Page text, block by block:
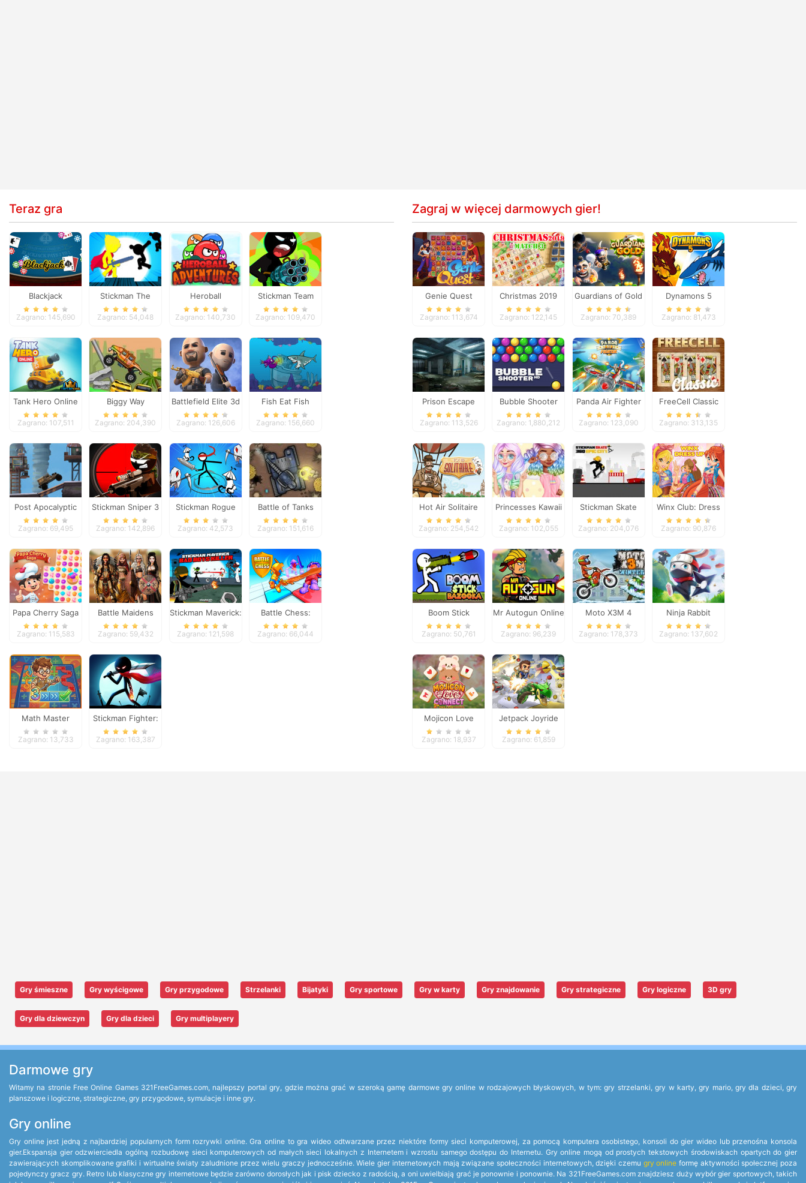
Teraz gra
Blackjack
Zagrano: 145,690
Stickman The
Flash
Zagrano: 54,048
Heroball
Adventures
Zagrano: 140,730
Stickman Team
Force 2
Zagrano: 109,470
Tank Hero Online
Zagrano: 107,511
Biggy Way
Zagrano: 204,390
Battlefield Elite 3d
Zagrano: 126,606
Fish Eat Fish
Zagrano: 156,660
Post Apocalyptic
Truck Trial
Zagrano: 69,495
Stickman Sniper 3
Zagrano: 142,896
Stickman Rogue
Online
Zagrano: 42,573
Battle of Tanks
Zagrano: 151,616
Papa Cherry Saga
Zagrano: 115,583
Battle Maidens
Zagrano: 59,432
Stickman Maverick:
Bad Boys Killer
Zagrano: 121,598
Battle Chess:
Puzzle
Zagrano: 66,044
Math Master
Zagrano: 13,733
Stickman Fighter:
Space War
Zagrano: 163,387
Zagraj w więcej darmowych gier!
Genie Quest
Zagrano: 113,674
Christmas 2019
Match 3
Zagrano: 122,145
Guardians of Gold
Zagrano: 70,389
Dynamons 5
Zagrano: 81,473
Prison Escape
Zagrano: 113,526
Bubble Shooter
Zagrano: 1,880,212
Panda Air Fighter
Zagrano: 123,090
FreeCell Classic
Zagrano: 313,135
Hot Air Solitaire
Zagrano: 254,542
Princesses Kawaii
Looks and
Zagrano: 102,055
Stickman Skate
360 Epic City
Zagrano: 204,076
Winx Club: Dress
Up
Zagrano: 90,876
Boom Stick
Bazooka
Zagrano: 50,761
Mr Autogun Online
Zagrano: 96,239
Moto X3M 4
Winter
Zagrano: 178,373
Ninja Rabbit
Zagrano: 137,602
Mojicon Love
Connect
Zagrano: 18,937
Jetpack Joyride
Zagrano: 61,859
Gry śmieszne Gry wyścigowe Gry przygodowe Strzelanki Bijatyki Gry sportowe Gry w karty Gry znajdowanie Gry strategiczne Gry logiczne 3D gry
Gry dla dziewczyn Gry dla dzieci Gry multiplayery
Darmowe gry
Witamy na stronie Free Online Games 321FreeGames.com, najlepszy portal gry, gdzie można grać w szeroką gamę darmowe gry online w rodzajowych błyskowych, w tym: gry strzelanki, gry w karty, gry mario, gry dla dzieci, gry
planszowe i logiczne, strategiczne, gry przygodowe, symulacje i inne gry.
Gry online
Gry online jest jedną z najbardziej popularnych form rozrywki online. Gra online to gra wideo odtwarzane przez niektóre formy sieci komputerowej, za pomocą komputera osobistego, konsoli do gier wideo lub przenośna konsola
gier.Ekspansja gier odzwierciedla ogólną rozbudowę sieci komputerowych od małych sieci lokalnych z Internetem i wzrostu samego dostępu do Internetu. Gry online mogą od prostych tekstowych środowiskach opartych do gier
zawierających skomplikowane grafiki i wirtualne światy zaludnione przez wielu graczy jednocześnie. Wiele gier internetowych mają związane społeczności internetowych, dzięki czemu gry online formę aktywności społecznej poza
pojedynczy gracz gry. Retro lub klasyczne gry internetowe będzie zarówno dorosłych jak i pisk dziecko z radością, a oni uwielbiają grać je ponownie i ponownie. Na 321FreeGames.com znajdziesz duży wybór gier sportowych, takich